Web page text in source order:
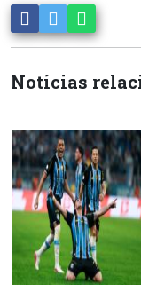
Notícias